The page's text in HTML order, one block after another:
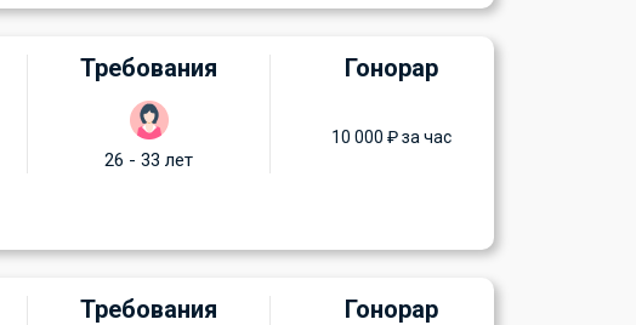
Требования
26 - 33 лет
Гонорар
10 000 ₽ за час
Требования Гонорар